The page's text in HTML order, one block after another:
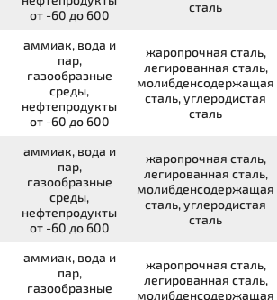
от -60 до 600
сталь
аммиак, вода и
пар,
газообразные
среды,
нефтепродукты
от -60 до 600
жаропрочная сталь,
легированная сталь,
молибденсодержащая
сталь, углеродистая
сталь
аммиак, вода и
пар,
газообразные
среды,
нефтепродукты
от -60 до 600
жаропрочная сталь,
легированная сталь,
молибденсодержащая
сталь, углеродистая
сталь
аммиак, вода и
пар,
газообразные
жаропрочная сталь,
легированная сталь,
молибденсодержащая